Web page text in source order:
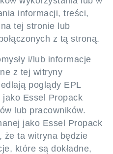
informacji, treści,
tej stronie lub
z tą stroną.
i/lub informacje
z tej witryny
poglądy EPL
Essel Propack
lub pracowników.
jako Essel Propack
że ta witryna będzie
które są dokładne,